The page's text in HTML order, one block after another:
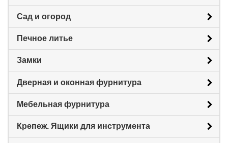
Сад и огород
Печное литье
Замки
Дверная и оконная фурнитура
Мебельная фурнитура
Крепеж. Ящики для инструмента